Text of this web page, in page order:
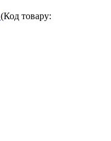
(Код товару: